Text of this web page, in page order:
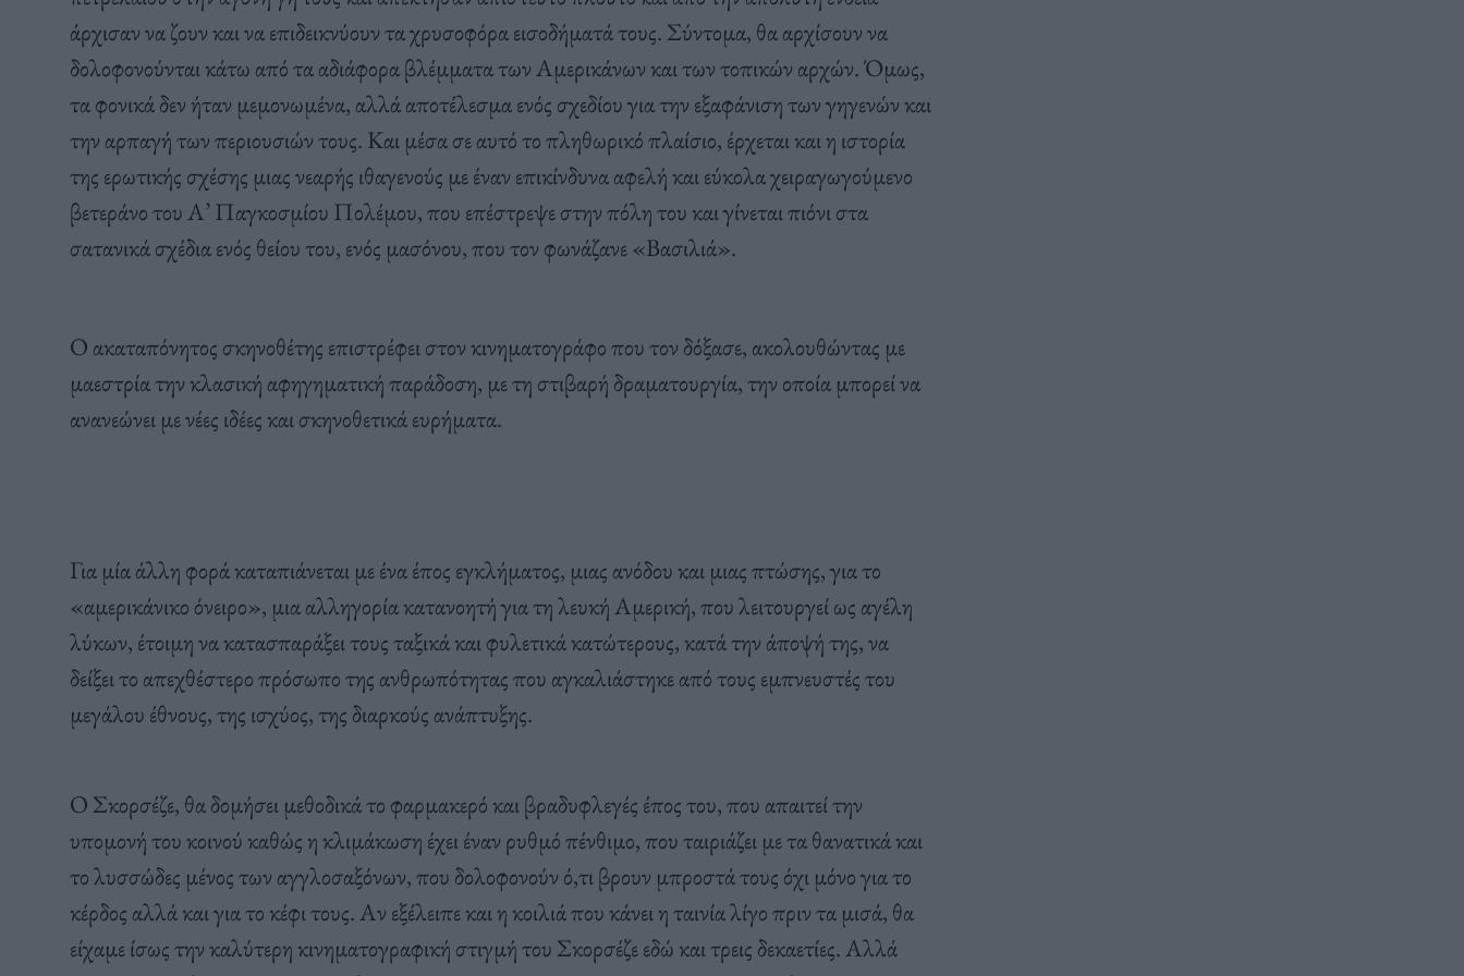
άρχισαν να ζουν και να επιδεικνύουν τα χρυσοφόρα εισοδήματά τους. Σύντομα, θα αρχίσουν να
δολοφονούνται κάτω από τα αδιάφορα βλέμματα των Αμερικάνων και των τοπικών αρχών. Όμως,
τα φονικά δεν ήταν μεμονωμένα, αλλά αποτέλεσμα ενός σχεδίου για την εξαφάνιση των γηγενών και
την αρπαγή των περιουσιών τους. Και μέσα σε αυτό το πληθωρικό πλαίσιο, έρχεται και η ιστορία
της ερωτικής σχέσης μιας νεαρής ιθαγενούς με έναν επικίνδυνα αφελή και εύκολα χειραγωγούμενο
βετεράνο του Α’ Παγκοσμίου Πολέμου, που επέστρεψε στην πόλη του και γίνεται πιόνι στα
σατανικά σχέδια ενός θείου του, ενός μασόνου, που τον φωνάζανε «Βασιλιά».
Ο ακαταπόνητος σκηνοθέτης επιστρέφει στον κινηματογράφο που τον δόξασε, ακολουθώντας με
μαεστρία την κλασική αφηγηματική παράδοση, με τη στιβαρή δραματουργία, την οποία μπορεί να
ανανεώνει με νέες ιδέες και σκηνοθετικά ευρήματα.
Για μία άλλη φορά καταπιάνεται με ένα έπος εγκλήματος, μιας ανόδου και μιας πτώσης, για το
«αμερικάνικο όνειρο», μια αλληγορία κατανοητή για τη λευκή Αμερική, που λειτουργεί ως αγέλη
λύκων, έτοιμη να κατασπαράξει τους ταξικά και φυλετικά κατώτερους, κατά την άποψή της, να
δείξει το απεχθέστερο πρόσωπο της ανθρωπότητας που αγκαλιάστηκε από τους εμπνευστές του
μεγάλου έθνους, της ισχύος, της διαρκούς ανάπτυξης.
Ο Σκορσέζε, θα δομήσει μεθοδικά το φαρμακερό και βραδυφλεγές έπος του, που απαιτεί την
υπομονή του κοινού καθώς η κλιμάκωση έχει έναν ρυθμό πένθιμο, που ταιριάζει με τα θανατικά και
το λυσσώδες μένος των αγγλοσαξόνων, που δολοφονούν ό,τι βρουν μπροστά τους όχι μόνο για το
κέρδος αλλά και για το κέφι τους. Αν εξέλειπε και η κοιλιά που κάνει η ταινία λίγο πριν τα μισά, θα
είχαμε ίσως την καλύτερη κινηματογραφική στιγμή του Σκορσέζε εδώ και τρεις δεκαετίες. Αλλά